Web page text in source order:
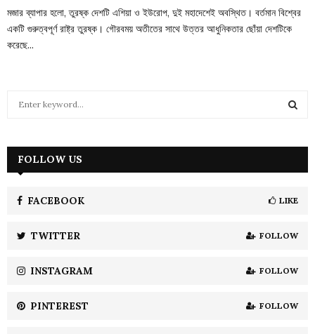
মজার ব্যাপার হলো, তুরষ্ক দেশটি এশিয়া ও ইউরোপ, দুই মহাদেশেই অবস্থিত। বর্তমান বিশ্বের
একটি গুরুত্বপূর্ণ রাষ্ট্র তুরষ্ক। গৌরবময় অতীতের সাথে উত্তর আধুনিকতার ছোঁয়া দেশটিকে
করেছে...
h
H
FOLLOW US
FACEBOOK LIKE
TWITTER FOLLOW
INSTAGRAM FOLLOW
PINTEREST FOLLOW